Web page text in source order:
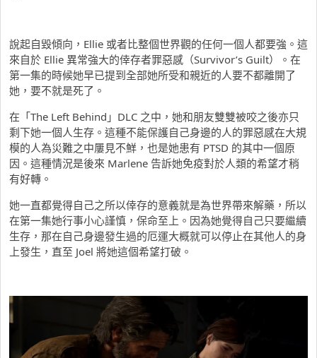
說起自毀傾向，Ellie 或者比整個世界觀的任何一個人都要強。這
來自於 Ellie 異常強大的倖存者罪惡感（Survivor’s Guilt）。在
第一集的時候她早已提到全部她所受和親近的人要不都離開了
她，要不就是死了。
在「The Left Behind」DLC 之中，她和朋友雙雙被咬之後亦只
剩下她一個人生存。這種不能保護自己身邊的人的罪惡感在大規
模的人為災難之中屢見不鮮，也是她患有 PTSD 的其中一個原
因。這種情況是後來 Marlene 告訴她免疫對於人類的希望才稍
有好轉。
她一直都覺得自己之所以倖存的意義就是為世界帶來解藥，所以
在第一集她行事小心謹慎，保命至上。因為她覺得自己只要繼續
生存，那在自己身邊發生過的厄運大概就可以停止在其他人的身
上發生，直至 Joel 將她這個希望打破。